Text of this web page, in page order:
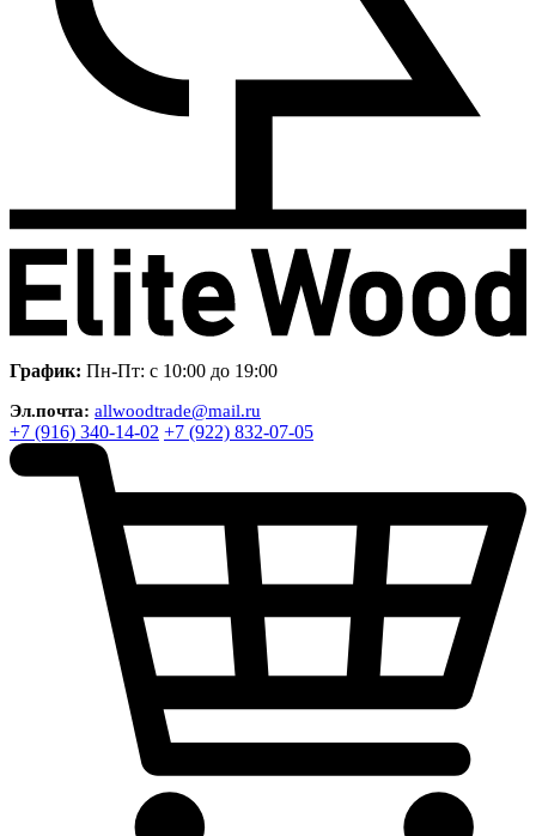
График: Пн-Пт: с 10:00 до 19:00
Эл.почта: allwoodtrade@mail.ru
+7 (916) 340-14-02 +7 (922) 832-07-05